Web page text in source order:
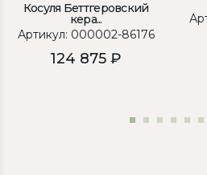
Косуля Беттгеровский
кера...
Артикул: 000002-86176
124 875 ₽